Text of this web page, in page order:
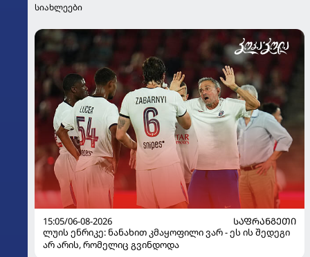
სიახლეები
15:05/06-08-2026
ᲡᲐᲤᲠᲐᲜᲒᲔᲗᲘ
ლუის ენრიკე: ნანახით კმაყოფილი ვარ - ეს ის შედეგი
არ არის, რომელიც გვინდოდა